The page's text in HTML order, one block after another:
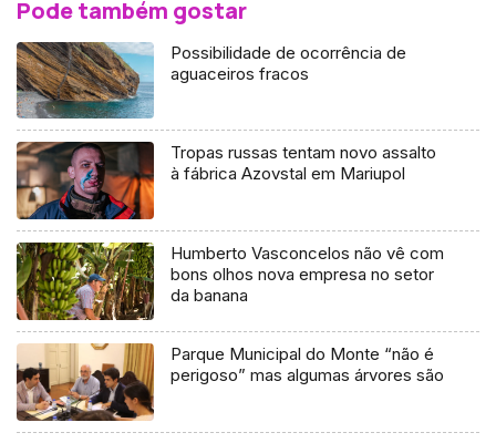
Pode também gostar
Possibilidade de ocorrência de
aguaceiros fracos
Tropas russas tentam novo assalto
à fábrica Azovstal em Mariupol
Humberto Vasconcelos não vê com
bons olhos nova empresa no setor
da banana
Parque Municipal do Monte “não é
perigoso” mas algumas árvores são